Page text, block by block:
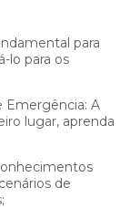
lo para os
lugar, aprenda
de